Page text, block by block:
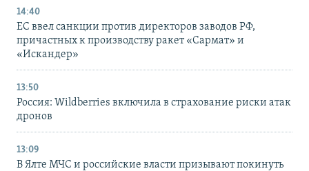
14:40
ЕС ввел санкции против директоров заводов РФ,
причастных к производству ракет «Сармат» и
«Искандер»
13:50
Россия: Wildberries включила в страхование риски атак
дронов
13:09
В Ялте МЧС и российские власти призывают покинуть